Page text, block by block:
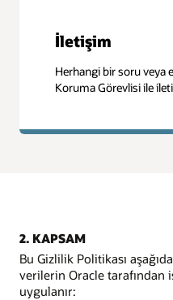
İletişim
Herhangi bir soru veya
Koruma Görevlisi ile
2. KAPSAM
Bu Gizlilik Politikası
verilerin Oracle tarafından
uygulanır: